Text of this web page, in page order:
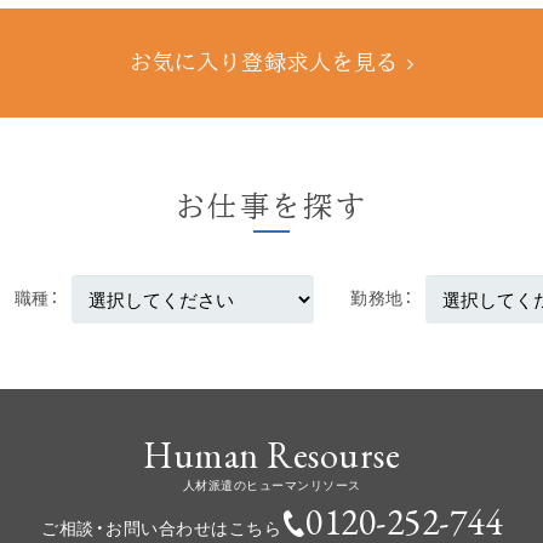
お気に入り登録求人を見る
お仕事を探す
職種 勤務地
Human Resourse
人材派遣のヒューマンリソース
ご相談・お問い合わせはこちら 0120-252-744